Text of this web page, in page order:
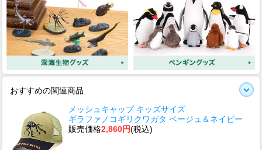
おすすめの関連商品
メッシュキャップ キッズサイズ
ギラファノコギリクワガタ ベージュ＆ネイビー
販売価格2,860円(税込)